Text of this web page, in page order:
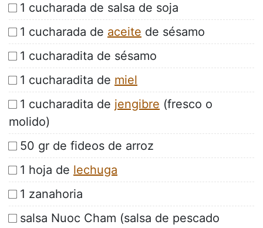
1 cucharada de salsa de soja
1 cucharada de aceite de sésamo
1 cucharadita de sésamo
1 cucharadita de miel
1 cucharadita de jengibre (fresco o
molido)
50 gr de fideos de arroz
1 hoja de lechuga
1 zanahoria
salsa Nuoc Cham (salsa de pescado